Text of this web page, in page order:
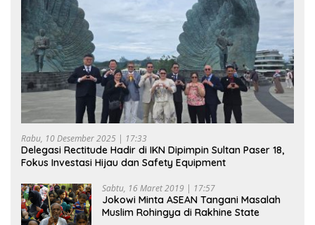
Rabu, 10 Desember 2025 | 17:33
Delegasi Rectitude Hadir di IKN Dipimpin Sultan Paser 18,
Fokus Investasi Hijau dan Safety Equipment
Sabtu, 16 Maret 2019 | 17:57
Jokowi Minta ASEAN Tangani Masalah
Muslim Rohingya di Rakhine State